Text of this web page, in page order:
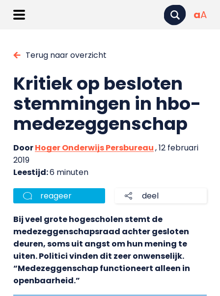
aA
Terug naar overzicht
Kritiek op besloten
stemmingen in hbo-
medezeggenschap
DoorHoger Onderwijs Persbureau, 12 februari
2019
Leestijd:6 minuten
reageer deel
Bij veel grote hogescholen stemt de
medezeggenschapsraad achter gesloten
deuren, soms uit angst om hun mening te
uiten. Politici vinden dit zeer onwenselijk.
“Medezeggenschap functioneert alleen in
openbaarheid.”